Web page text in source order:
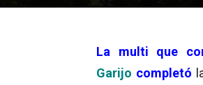
La multi que
Garijo completó